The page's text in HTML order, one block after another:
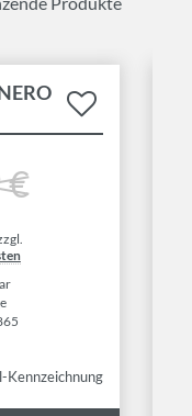
€
Kennzeichnung